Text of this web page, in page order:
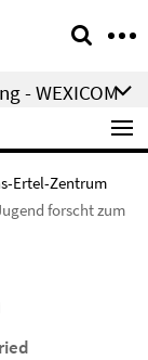
- WEXICOM
Ertel-Zentrum
forscht zum